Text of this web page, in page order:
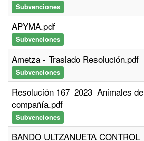
Subvenciones
APYMA.pdf
Subvenciones
Ametza - Traslado Resolución.pdf
Subvenciones
Resolución 167_2023_Animales de
compañía.pdf
Subvenciones
BANDO ULTZANUETA CONTROL